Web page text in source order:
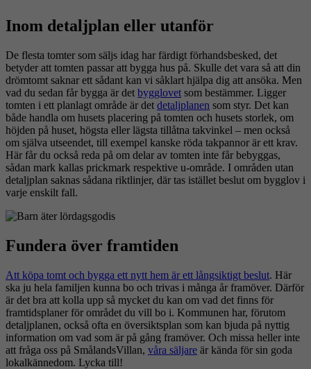
Inom detaljplan eller utanför
De flesta tomter som säljs idag har färdigt förhandsbesked, det
betyder att tomten passar att bygga hus på. Skulle det vara så att din
drömtomt saknar ett sådant kan vi såklart hjälpa dig att ansöka. Men
vad du sedan får bygga är det bygglovet som bestämmer. Ligger
tomten i ett planlagt område är det detaljplanen som styr. Det kan
både handla om husets placering på tomten och husets storlek, om
höjden på huset, högsta eller lägsta tillåtna takvinkel – men också
om själva utseendet, till exempel kanske röda takpannor är ett krav.
Här får du också reda på om delar av tomten inte får bebyggas,
sådan mark kallas prickmark respektive u-område. I områden utan
detaljplan saknas sådana riktlinjer, där tas istället beslut om bygglov i
varje enskilt fall.
Fundera över framtiden
Att köpa tomt och bygga ett nytt hem är ett långsiktigt beslut. Här
ska ju hela familjen kunna bo och trivas i många år framöver. Därför
är det bra att kolla upp så mycket du kan om vad det finns för
framtidsplaner för området du vill bo i. Kommunen har, förutom
detaljplanen, också ofta en översiktsplan som kan bjuda på nyttig
information om vad som är på gång framöver. Och missa heller inte
att fråga oss på SmålandsVillan, våra säljare är kända för sin goda
lokalkännedom. Lycka till!